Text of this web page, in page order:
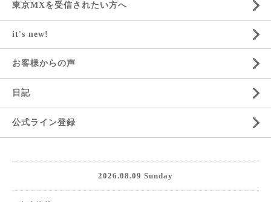
東京MXを受信されたい方へ
it's new!
お客様からの声
日記
公式ライン登録
2026.08.09 Sunday